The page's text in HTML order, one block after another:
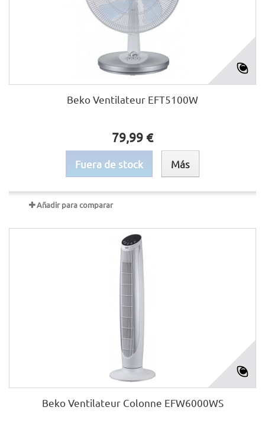
Beko Ventilateur EFT5100W
79,99 €
Fuera de stock Más
Añadir para comparar
Beko Ventilateur Colonne EFW6000WS